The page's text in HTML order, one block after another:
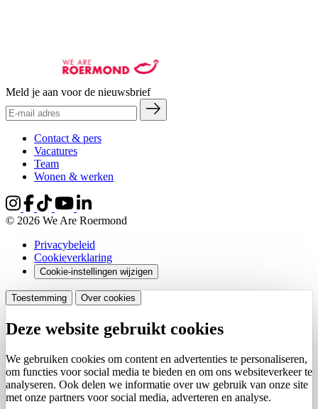
Meld je aan voor de nieuwsbrief
Contact & pers
Vacatures
Team
Wonen & werken
© 2026 We Are Roermond
Privacybeleid
Cookieverklaring
Cookie-instellingen wijzigen
Toestemming Over cookies
Deze website gebruikt cookies
We gebruiken cookies om content en advertenties te personaliseren,
om functies voor social media te bieden en om ons websiteverkeer te
analyseren. Ook delen we informatie over uw gebruik van onze site
met onze partners voor social media, adverteren en analyse.